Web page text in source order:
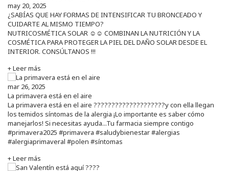
may 20, 2025
¿SABÍAS QUE HAY FORMAS DE INTENSIFICAR TU BRONCEADO Y
CUIDARTE AL MISMO TIEMPO?
NUTRICOSMÉTICA SOLAR ☺️☺️ COMBINAN LA NUTRICIÓN Y LA
COSMÉTICA PARA PROTEGER LA PIEL DEL DAÑO SOLAR DESDE EL
INTERIOR. CONSÚLTANOS !!!
+ Leer más
mar 26, 2025
La primavera está en el aire
La primavera está en el aire ????????????????????y con ella llegan
los temidos síntomas de la alergia ¡Lo importante es saber cómo
manejarlos! Si necesitas ayuda...Tu farmacia siempre contigo
#primavera2025 #primavera #saludybienestar #alergias
#alergiaprimaveral #polen #síntomas
+ Leer más